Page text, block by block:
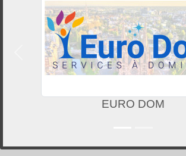
EURO DOM
Précedent